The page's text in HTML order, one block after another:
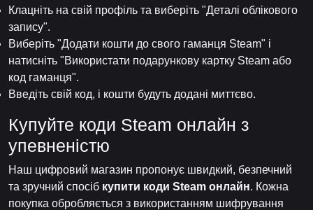
Клацніть на свій профіль та виберіть "Деталі облікового
запису".
Виберіть "Додати кошти до свого гаманця Steam" і
натисніть "Використати подарункову картку Steam або
код гаманця".
Введіть свій код, і кошти будуть додані миттєво.
Купуйте коди Steam онлайн з
упевненістю
Наш цифровий магазин пропонує швидкий, безпечний
та зручний спосіб купити коди Steam онлайн. Кожна
покупка обробляється з використанням шифрування